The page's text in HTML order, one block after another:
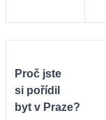
Proč jste
si pořídil
byt v Praze?